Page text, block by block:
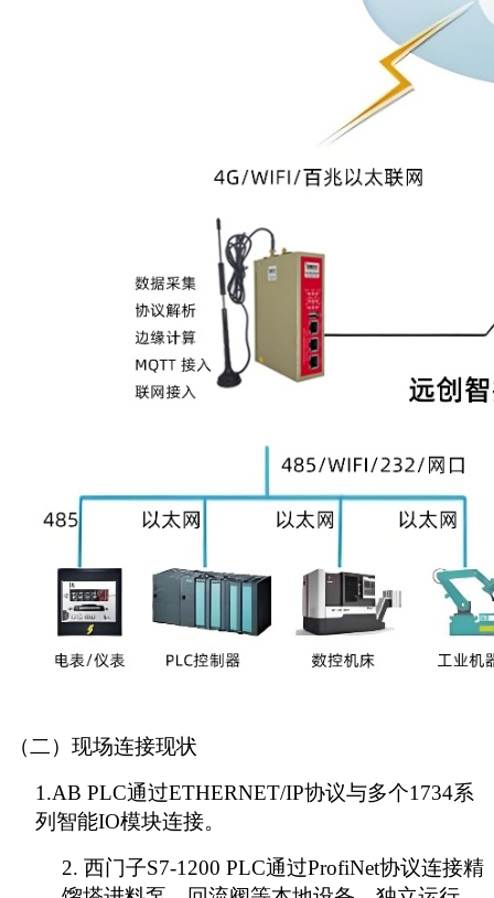
（二）现场连接现状
1.AB PLC通过ETHERNET/IP协议与多个1734系
列智能IO模块连接。
2. 西门子S7-1200 PLC通过ProfiNet协议连接精